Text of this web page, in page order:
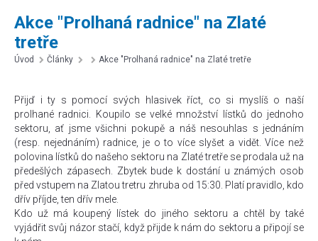
Akce "Prolhaná radnice" na Zlaté
tretře
Úvod Články Akce "Prolhaná radnice" na Zlaté tretře
Přijď i ty s pomocí svých hlasivek říct, co si myslíš o naší
prolhané radnici. Koupilo se velké množství lístků do jednoho
sektoru, ať jsme všichni pokupě a náš nesouhlas s jednáním
(resp. nejednáním) radnice, je o to více slyšet a vidět. Více než
polovina lístků do našeho sektoru na Zlaté tretře se prodala už na
předešlých zápasech. Zbytek bude k dostání u známých osob
před vstupem na Zlatou tretru zhruba od 15:30. Platí pravidlo, kdo
dřív příjde, ten dřív mele.
Kdo už má koupený lístek do jiného sektoru a chtěl by také
vyjádřit svůj názor stačí, když přijde k nám do sektoru a připojí se